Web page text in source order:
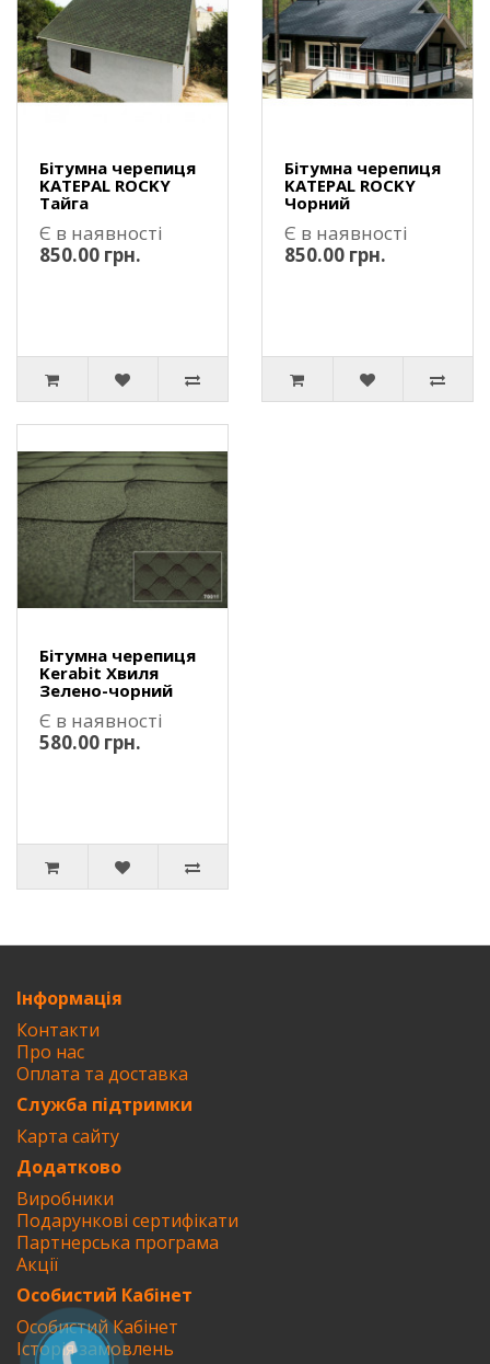
Бітумна черепиця
KATEPAL ROCKY
Тайга
Є в наявності
850.00 грн.
Бітумна черепиця
KATEPAL ROCKY
Чорний
Є в наявності
850.00 грн.
Бітумна черепиця
Kerabit Хвиля
Зелено-чорний
Є в наявності
580.00 грн.
Інформація
Контакти
Про нас
Оплата та доставка
Служба підтримки
Карта сайту
Додатково
Виробники
Подарункові сертифікати
Партнерська програма
Акції
Особистий Кабінет
Особистий Кабінет
Історія замовлень